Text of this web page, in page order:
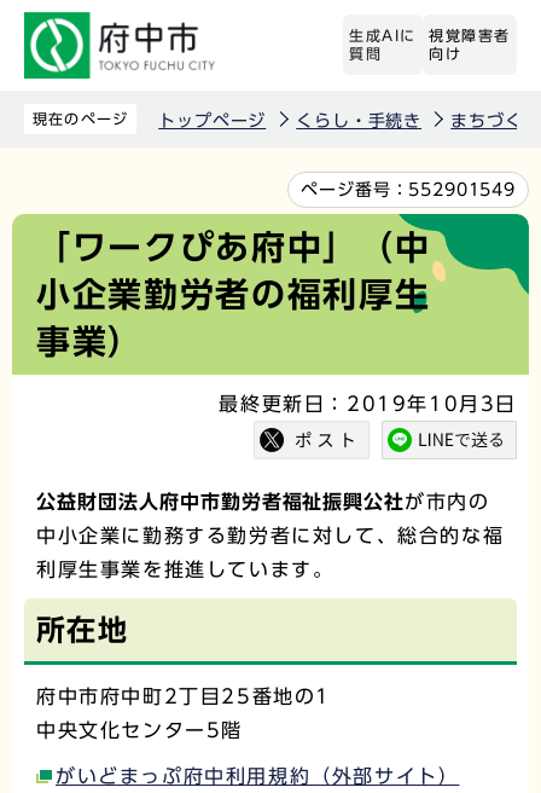
先
生成AIに
質問
視覚障害者
向け
現在のページ トップページ くらし・手続き まちづく
文
ページ番号： 552901549
「ワークぴあ府中」（中
小企業勤労者の福利厚生
事業）
最終更新日：2019年10月3日
公益財団法人府中市勤労者福祉振興公社が市内の
中小企業に勤務する勤労者に対して、総合的な福
利厚生事業を推進しています。
所在地
府中市府中町2丁目25番地の1
中央文化センター5階
がいどまっぷ府中利用規約（外部サイト）